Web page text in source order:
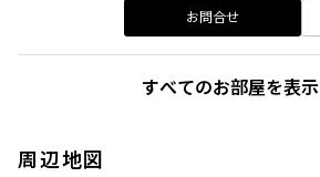
お問合せ
すべてのお部屋を表示
周辺地図